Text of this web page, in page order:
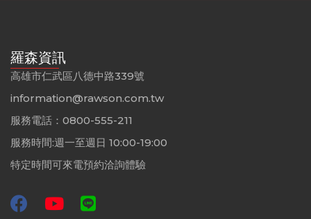
羅森資訊
高雄市仁武區八德中路339號
information@rawson.com.tw
服務電話：0800-555-211
服務時間:週一至週日 10:00-19:00
特定時間可來電預約洽詢體驗